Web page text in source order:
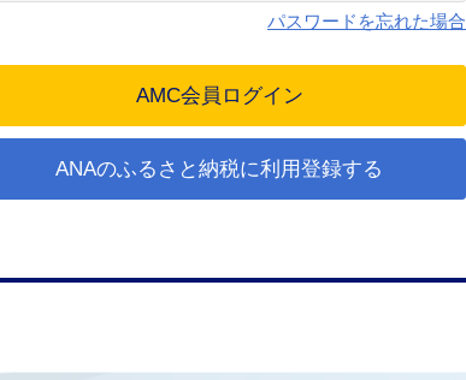
パスワードを忘れた場合
ANAのふるさと納税に利用登録する